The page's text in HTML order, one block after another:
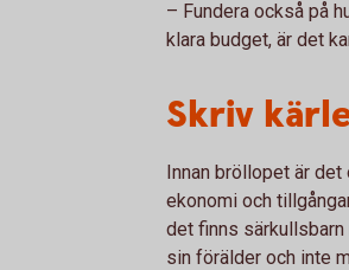
– Fundera också på
klara budget, är det
Skriv
Innan bröllopet är det
ekonomi och
det finns särkullsbarn
sin förälder och inte